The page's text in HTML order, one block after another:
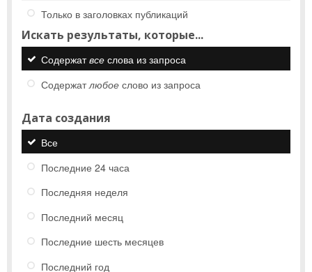
Только в заголовках публикаций
Искать результаты, которые...
Содержатвсе слова из запроса
Содержатлюбое слово из запроса
Дата создания
Все
Последние 24 часа
Последняя неделя
Последний месяц
Последние шесть месяцев
Последний год